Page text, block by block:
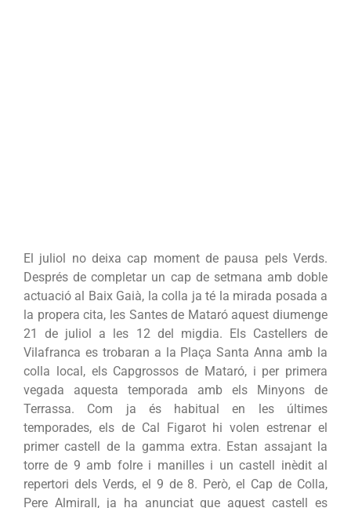
El juliol no deixa cap moment de pausa pels Verds.
Després de completar un cap de setmana amb doble
actuació al Baix Gaià, la colla ja té la mirada posada a
la propera cita, les Santes de Mataró aquest diumenge
21 de juliol a les 12 del migdia. Els Castellers de
Vilafranca es trobaran a la Plaça Santa Anna amb la
colla local, els Capgrossos de Mataró, i per primera
vegada aquesta temporada amb els Minyons de
Terrassa. Com ja és habitual en les últimes
temporades, els de Cal Figarot hi volen estrenar el
primer castell de la gamma extra. Estan assajant la
torre de 9 amb folre i manilles i un castell inèdit al
repertori dels Verds, el 9 de 8. Però, el Cap de Colla,
Pere Almirall, ja ha anunciat que aquest castell es